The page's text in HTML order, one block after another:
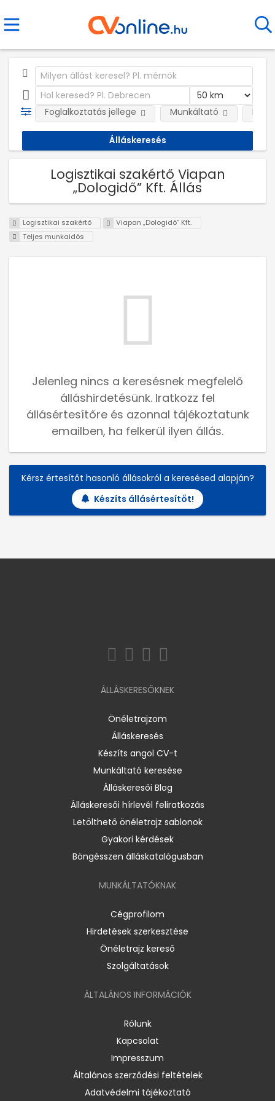
Foglalkoztatás jellege Munkáltató
Logisztikai szakértő Viapan
„Dologidő” Kft. Állás
Logisztikai szakértő
Viapan „Dologidő” Kft.
Teljes munkaidős
Jelenleg nincs a keresésnek megfelelő
álláshirdetésünk. Iratkozz fel
állásértesítőre és azonnal tájékoztatunk
emailben, ha felkerül ilyen állás.
Kérsz értesítőt hasonló állásokról a keresésed alapján?
Készíts állásértesítőt!
ÁLLÁSKERESŐKNEK
Önéletrajzom
Álláskeresés
Készíts angol CV-t
Munkáltató keresése
Álláskeresői Blog
Álláskeresői hírlevél feliratkozás
Letölthető önéletrajz sablonok
Gyakori kérdések
Böngésszen álláskatalógusban
MUNKÁLTATÓKNAK
Cégprofilom
Hirdetések szerkesztése
Önéletrajz kereső
Szolgáltatások
ÁLTALÁNOS INFORMÁCIÓK
Rólunk
Kapcsolat
Impresszum
Általános szerződési feltételek
Adatvédelmi tájékoztató